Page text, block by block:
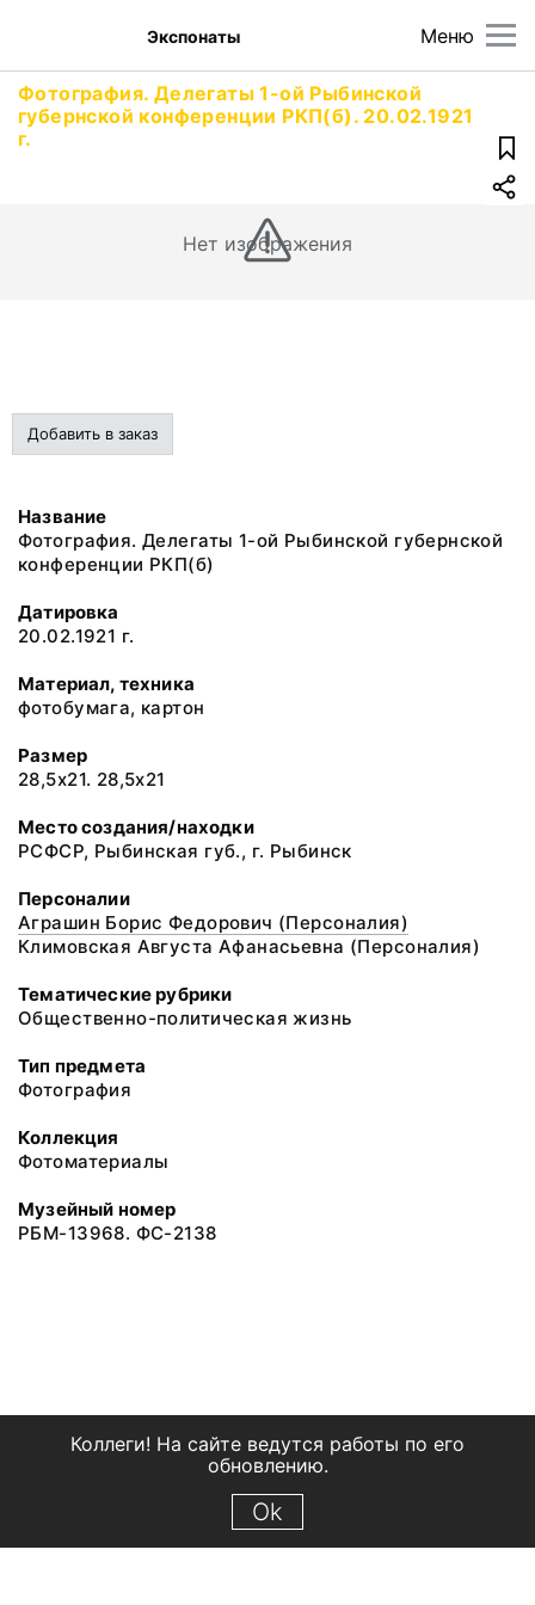
Меню
Экспонаты
Фотография. Делегаты 1-ой Рыбинской
губернской конференции РКП(б). 20.02.1921
г.
Нет изображения
Добавить в заказ
Название
Фотография. Делегаты 1-ой Рыбинской губернской
конференции РКП(б)
Датировка
20.02.1921 г.
Материал, техника
фотобумага, картон
Размер
28,5х21. 28,5х21
Место создания/находки
РСФСР, Рыбинская губ., г. Рыбинск
Персоналии
Аграшин Борис Федорович (Персоналия)
Климовская Августа Афанасьевна (Персоналия)
Тематические рубрики
Общественно-политическая жизнь
Тип предмета
Фотография
Коллекция
Фотоматериалы
Музейный номер
РБМ-13968. ФС-2138
Коллеги! На сайте ведутся работы по его
обновлению.
Ok